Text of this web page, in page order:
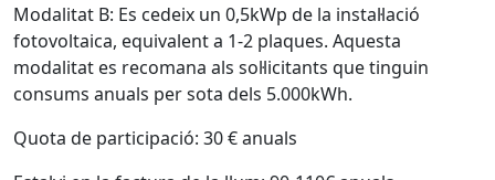
Modalitat B: Es cedeix un 0,5kWp de la instal·lació
fotovoltaica, equivalent a 1-2 plaques. Aquesta
modalitat es recomana als sol·licitants que tinguin
consums anuals per sota dels 5.000kWh.
Quota de participació: 30 € anuals